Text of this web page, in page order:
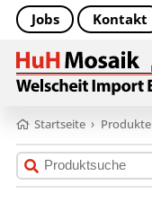
Jobs Kontakt
Startseite › Produkte